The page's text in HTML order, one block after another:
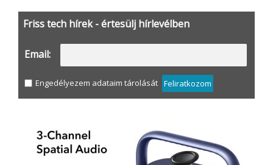
Friss tech hírek - értesülj hírlevélben
Email:
Engedélyezem adataim tárolását Feliratkozom